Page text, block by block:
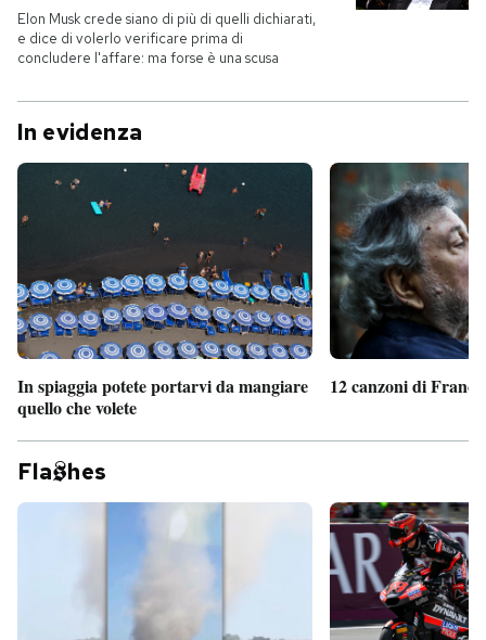
Elon Musk crede siano di più di quelli dichiarati,
e dice di volerlo verificare prima di
concludere l'affare: ma forse è una scusa
In evidenza
In spiaggia potete portarvi da mangiare
quello che volete
12 canzoni di
Fla hes